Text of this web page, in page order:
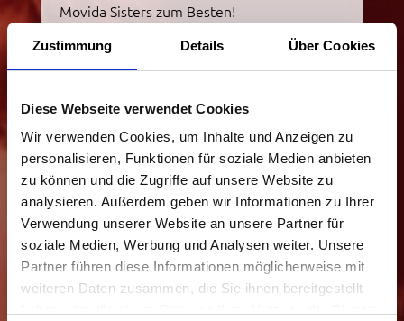
Zustimmung Details Über Cookies
Diese Webseite verwendet Cookies
Wir verwenden Cookies, um Inhalte und Anzeigen zu
personalisieren, Funktionen für soziale Medien anbieten
zu können und die Zugriffe auf unsere Website zu
analysieren. Außerdem geben wir Informationen zu Ihrer
Verwendung unserer Website an unsere Partner für
soziale Medien, Werbung und Analysen weiter. Unsere
Partner führen diese Informationen möglicherweise mit
weiteren Daten zusammen, die Sie ihnen bereitgestellt
Movida Sisters zum Besten!
Abendfüllend oder als Showblock - auch mit
"Swinging Christmas"!
» Hier geht's zur Anfrage!